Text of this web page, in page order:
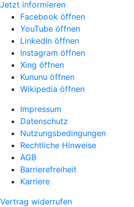
Jetzt informieren
Facebook öffnen
YouTube öffnen
LinkedIn öffnen
Instagram öffnen
Xing öffnen
Kununu öffnen
Wikipedia öffnen
Impressum
Datenschutz
Nutzungsbedingungen
Rechtliche Hinweise
AGB
Barrierefreiheit
Karriere
Vertrag widerrufen